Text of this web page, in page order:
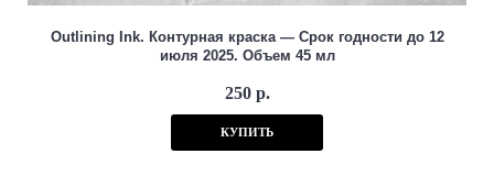
Outlining Ink. Контурная краска — Срок годности до 12
июля 2025. Объем 45 мл
250 р.
КУПИТЬ